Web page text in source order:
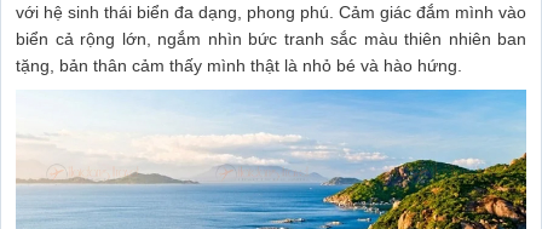
với hệ sinh thái biển đa dạng, phong phú. Cảm giác đắm mình vào
biển cả rộng lớn, ngắm nhìn bức tranh sắc màu thiên nhiên ban
tặng, bản thân cảm thấy mình thật là nhỏ bé và hào hứng.